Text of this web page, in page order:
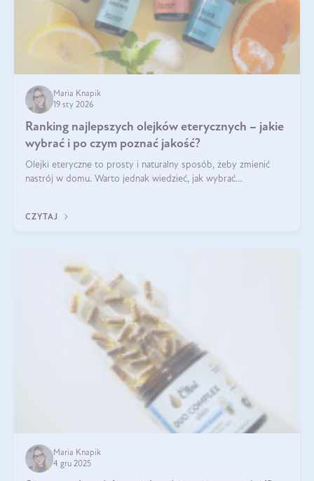
Maria Knapik
19 sty 2026
Ranking najlepszych olejków eterycznych – jakie
wybrać i po czym poznać jakość?
Olejki eteryczne to prosty i naturalny sposób, żeby zmienić
nastrój w domu. Warto jednak wiedzieć, jak wybrać
kryteria wyboru!
CZYTAJ
Maria Knapik
4 gru 2025